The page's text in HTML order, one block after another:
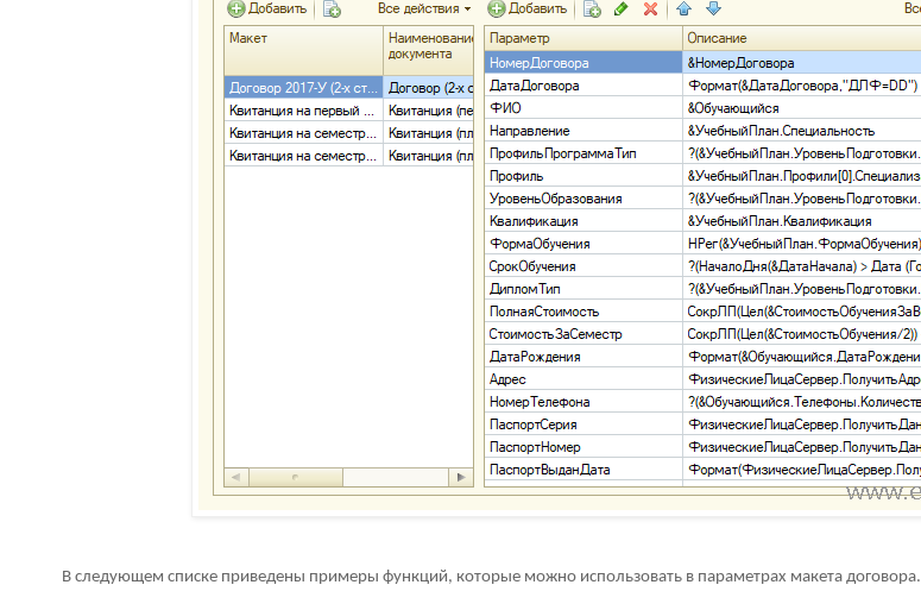
В следующем списке приведены примеры функций, которые можно использовать в параметрах макета договора.